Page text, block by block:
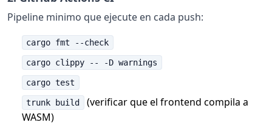
Pipeline minimo que ejecute en cada push:
cargo fmt --check
cargo clippy -- -D warnings
cargo test
trunk build
(verificar que el frontend compila a
WASM)